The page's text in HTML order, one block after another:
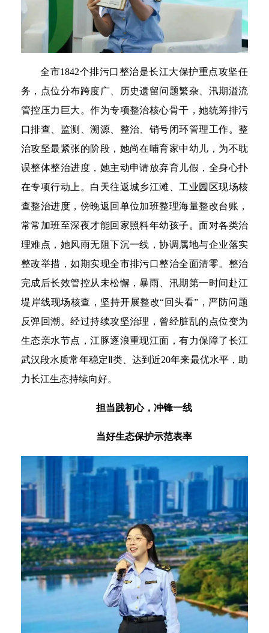
全市1842个排污口整治是长江大保护重点攻坚任
务，点位分布跨度广、历史遗留问题繁杂、汛期溢流
管控压力巨大。作为专项整治核心骨干，她统筹排污
口排查、监测、溯源、整治、销号闭环管理工作。整
治攻坚最紧张的阶段，她尚在哺育家中幼儿，为不耽
误整体整治进度，她主动申请放弃育儿假，全身心扑
在专项行动上。白天往返城乡江滩、工业园区现场核
查整治进度，傍晚返回单位加班整理海量整改台账，
常常加班至深夜才能回家照料年幼孩子。面对各类治
理难点，她风雨无阻下沉一线，协调属地与企业落实
整改举措，如期实现全市排污口整治全面清零。整治
完成后长效管控从未松懈，暴雨、汛期第一时间赴江
堤岸线现场核查，坚持开展整改“回头看”，严防问题
反弹回潮。经过持续攻坚治理，曾经脏乱的点位变为
生态亲水节点，江豚逐浪重现江面，有力保障了长江
武汉段水质常年稳定Ⅱ类、达到近20年来最优水平，助
力长江生态持续向好。
担当践初心，冲锋一线
当好生态保护示范表率